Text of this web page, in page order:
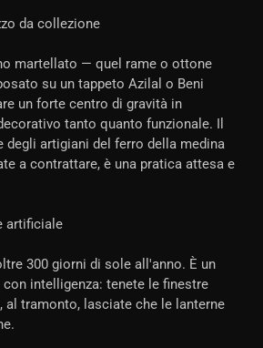
da collezione
martellato — quel rame o ottone
su un tappeto Azilal o Beni
un forte centro di gravità in
tanto quanto funzionale. Il
degli artigiani del ferro della medina
a contrattare, è una pratica attesa e
artificiale
300 giorni di sole all'anno. È un
intelligenza: tenete le finestre
al tramonto, lasciate che le lanterne